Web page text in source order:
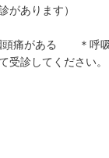
があります）
痛がある ＊呼吸
受診してください。